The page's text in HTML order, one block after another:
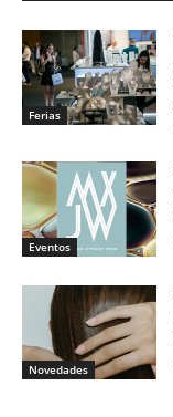
Ferias
Eventos
Novedades